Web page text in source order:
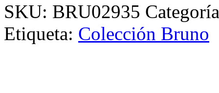
SKU: BRU02935
Etiqueta: Colección Bruno